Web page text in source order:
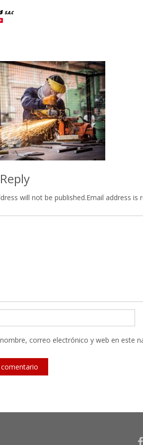
will not be published.Email address is
correo electrónico y web en este